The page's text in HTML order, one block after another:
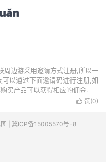
周边游采用邀请方式注册,所以一
以通过下面邀请码进行注册,如
买产品可以获得相应的佣金.
 赞(0)
冀ICP备15005570号-8